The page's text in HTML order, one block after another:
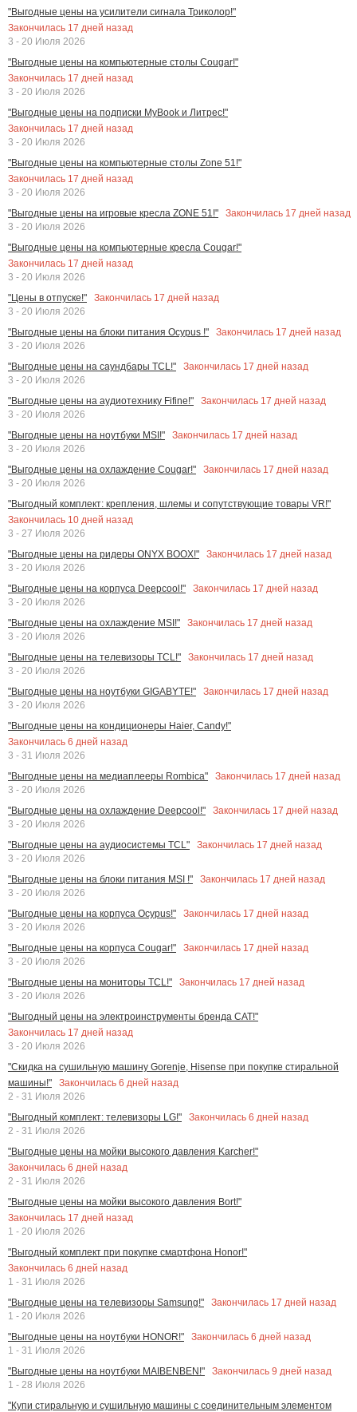
"Выгодные цены на усилители сигнала Триколор!"
Закончилась 17 дней назад
3 - 20 Июля 2026
"Выгодные цены на компьютерные столы Cougar!"
Закончилась 17 дней назад
3 - 20 Июля 2026
"Выгодные цены на подписки MyBook и Литрес!"
Закончилась 17 дней назад
3 - 20 Июля 2026
"Выгодные цены на компьютерные столы Zone 51!"
Закончилась 17 дней назад
3 - 20 Июля 2026
"Выгодные цены на игровые кресла ZONE 51!"
Закончилась 17 дней назад
3 - 20 Июля 2026
"Выгодные цены на компьютерные кресла Cougar!"
Закончилась 17 дней назад
3 - 20 Июля 2026
"Цены в отпуске!"
Закончилась 17 дней назад
3 - 20 Июля 2026
"Выгодные цены на блоки питания Ocypus !"
Закончилась 17 дней назад
3 - 20 Июля 2026
"Выгодные цены на саундбары TCL!"
Закончилась 17 дней назад
3 - 20 Июля 2026
"Выгодные цены на аудиотехнику Fifine!"
Закончилась 17 дней назад
3 - 20 Июля 2026
"Выгодные цены на ноутбуки MSI!"
Закончилась 17 дней назад
3 - 20 Июля 2026
"Выгодные цены на охлаждение Cougar!"
Закончилась 17 дней назад
3 - 20 Июля 2026
"Выгодный комплект: крепления, шлемы и сопутствующие товары VR!"
Закончилась 10 дней назад
3 - 27 Июля 2026
"Выгодные цены на ридеры ONYX BOOX!"
Закончилась 17 дней назад
3 - 20 Июля 2026
"Выгодные цены на корпуса Deepcool!"
Закончилась 17 дней назад
3 - 20 Июля 2026
"Выгодные цены на охлаждение MSI!"
Закончилась 17 дней назад
3 - 20 Июля 2026
"Выгодные цены на телевизоры TCL!"
Закончилась 17 дней назад
3 - 20 Июля 2026
"Выгодные цены на ноутбуки GIGABYTE!"
Закончилась 17 дней назад
3 - 20 Июля 2026
"Выгодные цены на кондиционеры Haier, Candy!"
Закончилась 6 дней назад
3 - 31 Июля 2026
"Выгодные цены на медиаплееры Rombica"
Закончилась 17 дней назад
3 - 20 Июля 2026
"Выгодные цены на охлаждение Deepcool!"
Закончилась 17 дней назад
3 - 20 Июля 2026
"Выгодные цены на аудиосистемы TCL"
Закончилась 17 дней назад
3 - 20 Июля 2026
"Выгодные цены на блоки питания MSI !"
Закончилась 17 дней назад
3 - 20 Июля 2026
"Выгодные цены на корпуса Ocypus!"
Закончилась 17 дней назад
3 - 20 Июля 2026
"Выгодные цены на корпуса Cougar!"
Закончилась 17 дней назад
3 - 20 Июля 2026
"Выгодные цены на мониторы TCL!"
Закончилась 17 дней назад
3 - 20 Июля 2026
"Выгодный цены на электроинструменты бренда CAT!"
Закончилась 17 дней назад
3 - 20 Июля 2026
"Скидка на сушильную машину Gorenje, Hisense при покупке стиральной
машины!"
Закончилась 6 дней назад
2 - 31 Июля 2026
"Выгодный комплект: телевизоры LG!"
Закончилась 6 дней назад
2 - 31 Июля 2026
"Выгодные цены на мойки высокого давления Karcher!"
Закончилась 6 дней назад
2 - 31 Июля 2026
"Выгодные цены на мойки высокого давления Bort!"
Закончилась 17 дней назад
1 - 20 Июля 2026
"Выгодный комплект при покупке смартфона Honor!"
Закончилась 6 дней назад
1 - 31 Июля 2026
"Выгодные цены на телевизоры Samsung!"
Закончилась 17 дней назад
1 - 20 Июля 2026
"Выгодные цены на ноутбуки HONOR!"
Закончилась 6 дней назад
1 - 31 Июля 2026
"Выгодные цены на ноутбуки MAIBENBEN!"
Закончилась 9 дней назад
1 - 28 Июля 2026
"Купи стиральную и сушильную машины с соединительным элементом